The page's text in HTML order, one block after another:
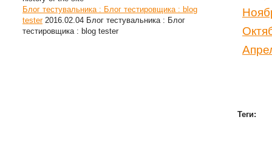
Блог тестувальника : Блог тестировщика : blog
tester 2016.02.04 Блог тестувальника : Блог
тестировщика : blog tester
Теги: